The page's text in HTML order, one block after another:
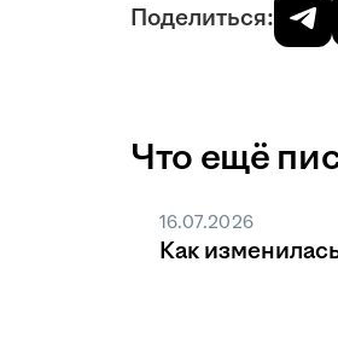
Поделиться:
Что ещё
16.07.2026
Как